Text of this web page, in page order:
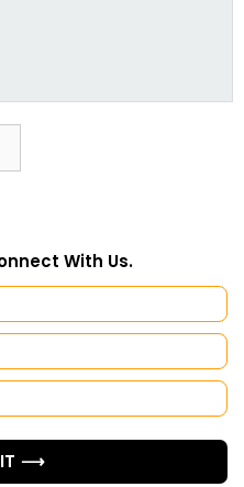
With Us.
⟶